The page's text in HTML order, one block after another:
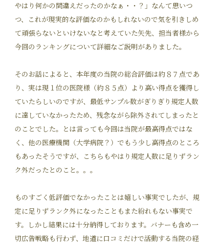
やはり何かの間違えだったのかなぁ・・？」なんて思いつ
つ、これが現実的な評価なのかもしれないので気を引きしめ
て頑張らないといけないなと考えていた矢先、担当者様から
今回のランキングについて詳細なご説明がありました。
そのお話によると、本年度の当院の総合評価は約８７点であ
り、実は現１位の医院様（約８５点）より高い得点を獲得し
ていたらしいのですが、最低サンプル数がぎりぎり規定人数
に達していなかったため、残念ながら除外されてしまったと
のことでした。とは言っても今回は当院が最高得点ではな
く、他の医療機関（大学病院？）でもう少し高得点のところ
もあったそうですが、こちらもやはり規定人数に足りずラン
ク外だったとのこと。。。
ものすごく低評価でなかったことは嬉しい事実でしたが、規
定に足りずランク外になったこともまた紛れもない事実で
す。しかし結果には十分納得しております。バナーも含め一
切広告戦略も行わず、地道に口コミだけで活動する当院の経